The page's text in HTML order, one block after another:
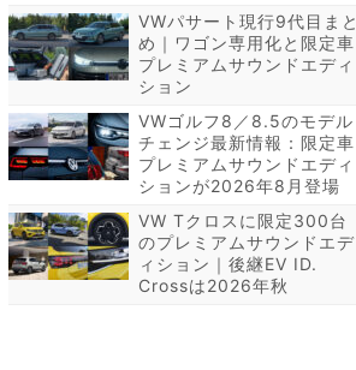
VWパサート現行9代目まと
め｜ワゴン専用化と限定車
プレミアムサウンドエディ
ション
VWゴルフ8／8.5のモデル
チェンジ最新情報：限定車
プレミアムサウンドエディ
ションが2026年8月登場
VW Tクロスに限定300台
のプレミアムサウンドエデ
ィション｜後継EV ID.
Crossは2026年秋